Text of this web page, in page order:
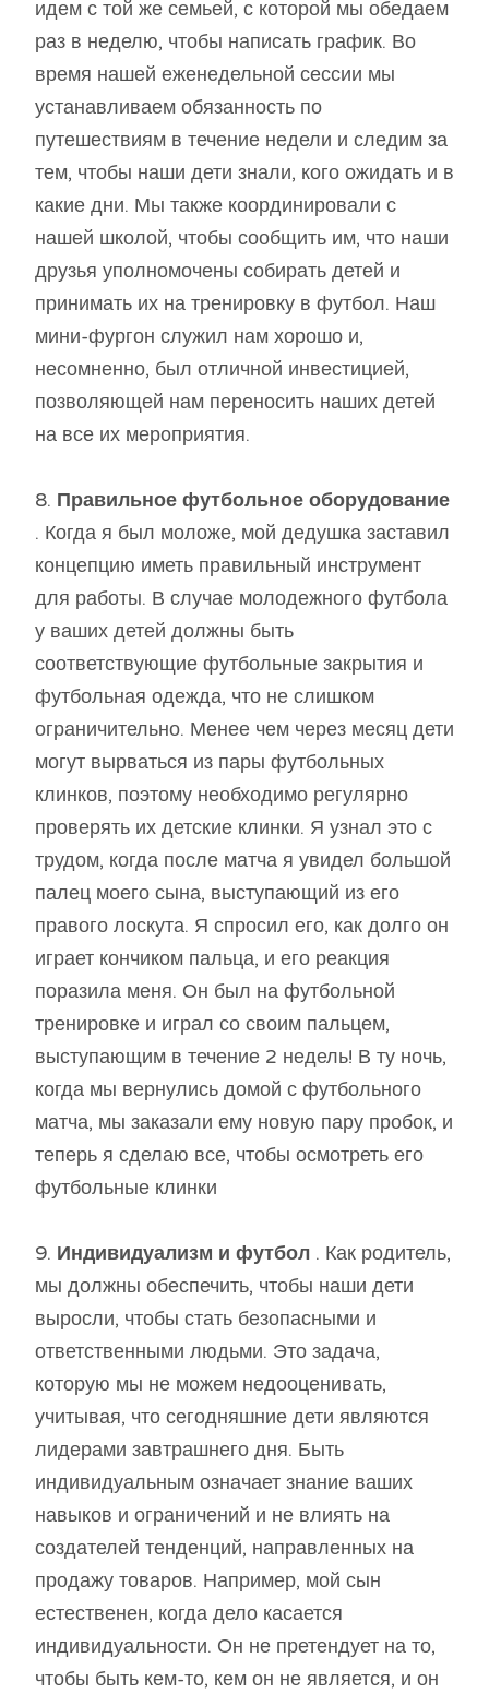
идем с той же семьей, с которой мы обедаем
раз в неделю, чтобы написать график. Во
время нашей еженедельной сессии мы
устанавливаем обязанность по
путешествиям в течение недели и следим за
тем, чтобы наши дети знали, кого ожидать и в
какие дни. Мы также координировали с
нашей школой, чтобы сообщить им, что наши
друзья уполномочены собирать детей и
принимать их на тренировку в футбол. Наш
мини-фургон служил нам хорошо и,
несомненно, был отличной инвестицией,
позволяющей нам переносить наших детей
на все их мероприятия.
8. Правильное футбольное оборудование
. Когда я был моложе, мой дедушка заставил
концепцию иметь правильный инструмент
для работы. В случае молодежного футбола
у ваших детей должны быть
соответствующие футбольные закрытия и
футбольная одежда, что не слишком
ограничительно. Менее чем через месяц дети
могут вырваться из пары футбольных
клинков, поэтому необходимо регулярно
проверять их детские клинки. Я узнал это с
трудом, когда после матча я увидел большой
палец моего сына, выступающий из его
правого лоскута. Я спросил его, как долго он
играет кончиком пальца, и его реакция
поразила меня. Он был на футбольной
тренировке и играл со своим пальцем,
выступающим в течение 2 недель! В ту ночь,
когда мы вернулись домой с футбольного
матча, мы заказали ему новую пару пробок, и
теперь я сделаю все, чтобы осмотреть его
футбольные клинки
9. Индивидуализм и футбол . Как родитель,
мы должны обеспечить, чтобы наши дети
выросли, чтобы стать безопасными и
ответственными людьми. Это задача,
которую мы не можем недооценивать,
учитывая, что сегодняшние дети являются
лидерами завтрашнего дня. Быть
индивидуальным означает знание ваших
навыков и ограничений и не влиять на
создателей тенденций, направленных на
продажу товаров. Например, мой сын
естественен, когда дело касается
индивидуальности. Он не претендует на то,
чтобы быть кем-то, кем он не является, и он